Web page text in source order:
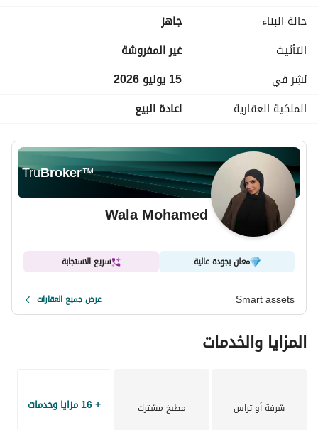
والإطلالات المفتوحة على المساحات الواسعة.
حالة البناء
جاهز
التأثيث
غير المفروشة
نُشِر في
15 يوليو 2026
الملكية العقارية
اعادة البيع
TruBroker™
Wala Mohamed
معلن بجودة عالية سريع الاستجابة
Smart assets عرض جميع العقارات
المزايا والخدمات
شرفة أو تراس مطبخ مشترك + 16 مزايا وخدمات